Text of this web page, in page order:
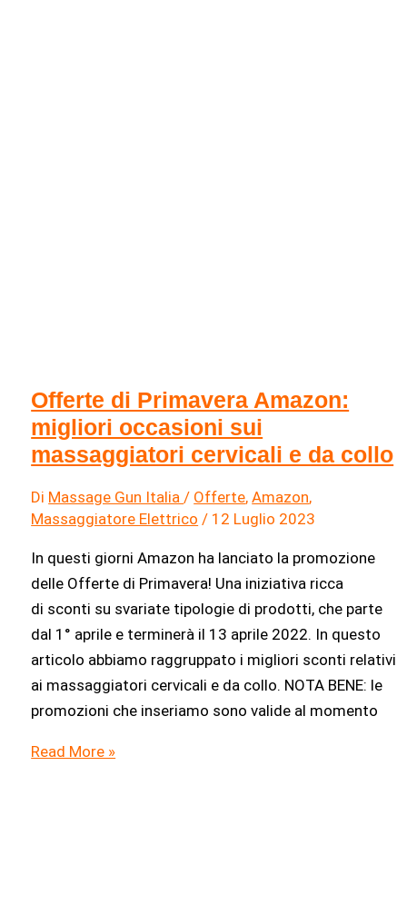
Offerte di Primavera Amazon:
migliori occasioni sui
massaggiatori cervicali e da collo
Di Massage Gun Italia / Offerte,Amazon,
Massaggiatore Elettrico / 12 Luglio 2023
In questi giorni Amazon ha lanciato la promozione
delle Offerte di Primavera! Una iniziativa ricca
di sconti su svariate tipologie di prodotti, che parte
dal 1° aprile e terminerà il 13 aprile 2022. In questo
articolo abbiamo raggruppato i migliori sconti relativi
ai massaggiatori cervicali e da collo. NOTA BENE: le
promozioni che inseriamo sono valide al momento
Offerte
Read More »